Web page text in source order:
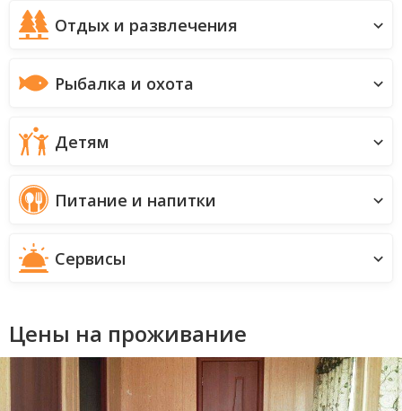
Отдых и развлечения
Рыбалка и охота
Детям
Питание и напитки
Сервисы
Цены на проживание